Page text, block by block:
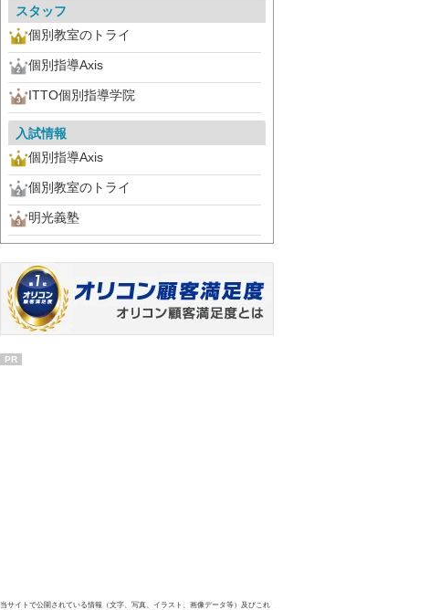
スタッフ
個別教室のトライ
個別指導Axis
ITTO個別指導学院
入試情報
個別指導Axis
個別教室のトライ
明光義塾
PR
当サイトで公開されている情報（文字、写真、イラスト、画像データ等）及びこれ